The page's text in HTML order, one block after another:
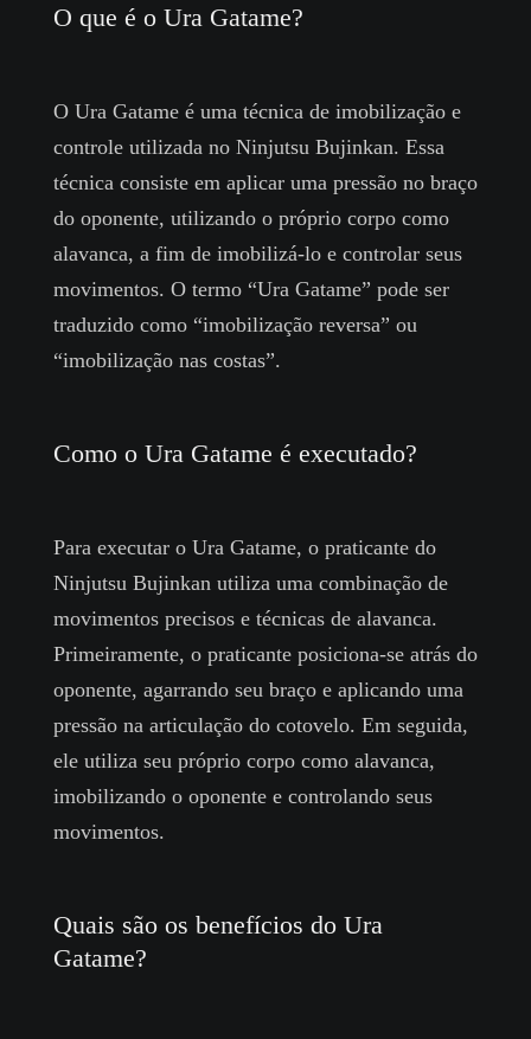
O que é o Ura Gatame?
O Ura Gatame é uma técnica de imobilização e
controle utilizada no Ninjutsu Bujinkan. Essa
técnica consiste em aplicar uma pressão no braço
do oponente, utilizando o próprio corpo como
alavanca, a fim de imobilizá-lo e controlar seus
movimentos. O termo “Ura Gatame” pode ser
traduzido como “imobilização reversa” ou
“imobilização nas costas”.
Como o Ura Gatame é executado?
Para executar o Ura Gatame, o praticante do
Ninjutsu Bujinkan utiliza uma combinação de
movimentos precisos e técnicas de alavanca.
Primeiramente, o praticante posiciona-se atrás do
oponente, agarrando seu braço e aplicando uma
pressão na articulação do cotovelo. Em seguida,
ele utiliza seu próprio corpo como alavanca,
imobilizando o oponente e controlando seus
movimentos.
Quais são os benefícios do Ura
Gatame?